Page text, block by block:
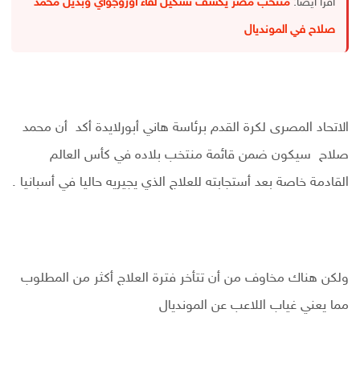
صلاح في المونديال
الاتحاد المصرى لكرة القدم برئاسة هاني أبورلايدة أكد أن محمد
صلاح سيكون ضمن قائمة منتخب بلاده في كأس العالم
القادمة خاصة بعد أستجابته للعلاج الذي يجيريه حاليا في أسبانيا .
ولكن هناك مخاوف من أن تتأخر فترة العلاج أكثر من المطلوب
مما يعني غياب اللاعب عن المونديال